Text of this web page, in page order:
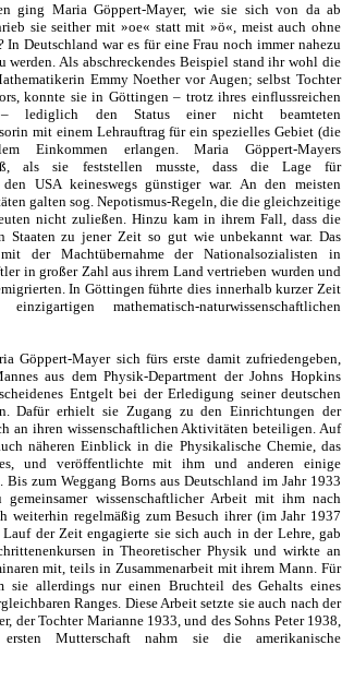
ging Maria Göppert-Mayer, wie sie sich von da ab
sie seither mit »oe« statt mit »ö«, meist auch ohne
Deutschland war es für eine Frau noch immer nahezu
werden. Als abschreckendes Beispiel stand ihr wohl die
Emmy Noether vor Augen; selbst Tochter
konnte sie in Göttingen – trotz ihres einflussreichen
– lediglich den Status einer nicht beamteten
mit einem Lehrauftrag für ein spezielles Gebiet (die
Einkommen erlangen. Maria Göppert-Mayers
als sie feststellen musste, dass die Lage für
den USA keineswegs günstiger war. An den meisten
galten sog. Nepotismus-Regeln, die die gleichzeitige
nicht zuließen. Hinzu kam in ihrem Fall, dass die
Staaten zu jener Zeit so gut wie unbekannt war. Das
der Machtübernahme der Nationalsozialisten in
in großer Zahl aus ihrem Land vertrieben wurden und
In Göttingen führte dies innerhalb kurzer Zeit
mathematisch-naturwissenschaftlichen
Göppert-Mayer sich fürs erste damit zufriedengeben,
aus dem Physik-Department der Johns Hopkins
Entgelt bei der Erledigung seiner deutschen
Dafür erhielt sie Zugang zu den Einrichtungen der
an ihren wissenschaftlichen Aktivitäten beteiligen. Auf
näheren Einblick in die Physikalische Chemie, das
und veröffentlichte mit ihm und anderen einige
Bis zum Weggang Borns aus Deutschland im Jahr 1933
wissenschaftlicher Arbeit mit ihm nach
weiterhin regelmäßig zum Besuch ihrer (im Jahr 1937
der Zeit engagierte sie sich auch in der Lehre, gab
in Theoretischer Physik und wirkte an
mit, teils in Zusammenarbeit mit ihrem Mann. Für
sie allerdings nur einen Bruchteil des Gehalts eines
Ranges. Diese Arbeit setzte sie auch nach der
der Tochter Marianne 1933, und des Sohns Peter 1938,
Mutterschaft nahm sie die amerikanische